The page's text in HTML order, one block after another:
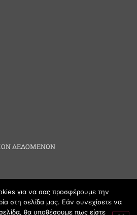
ΔΕΔΟΜΕΝΩΝ
για να σας προσφέρουμε την
στη σελίδα μας. Εάν συνεχίσετε να
θα υποθέσουμε πως είστε